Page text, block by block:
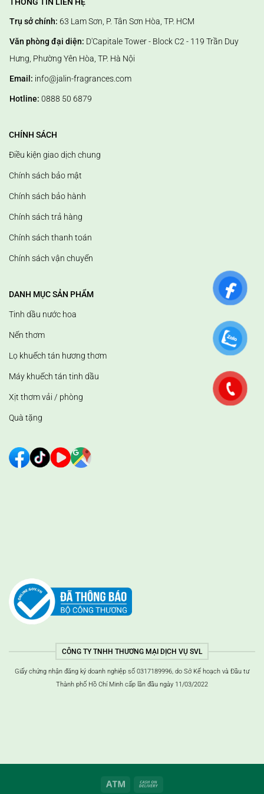
- 100% Không tàn phá vải.
-Xịt phòng : xịt trực tiếp vào không khí để sử dụng với vai trò như
* LƯU Ý: Không nên sử dụng sản phẩm cho phụ nữ mang thai.
Trụ sở chính: 63 Lam Sơn, P. Tân Sơn Hòa, TP. HCM
Văn phòng đại diện: D'Capitale Tower - Block C2 - 119 Trần Duy
Hưng, Phường Yên Hòa, TP. Hà Nội
Email: info@jalin-fragrances.com
Hotline: 0888 50 6879
CHÍNH SÁCH
Điều kiện giao dịch chung
Chính sách bảo mật
Chính sách bảo hành
Chính sách trả hàng
Chính sách thanh toán
Chính sách vận chuyển
DANH MỤC SẢN PHẨM
Tinh dầu nước hoa
Nến thơm
Lọ khuếch tán hương thơm
Máy khuếch tán tinh dầu
Xịt thơm vải / phòng
Quà tặng
CÔNG TY TNHH THƯƠNG MẠI DỊCH VỤ SVL
Giấy chứng nhận đăng ký doanh nghiệp số 0317189996, do Sở Kế hoạch và Đầu tư
Thành phố Hồ Chí Minh cấp lần đầu ngày 11/03/2022
ATM